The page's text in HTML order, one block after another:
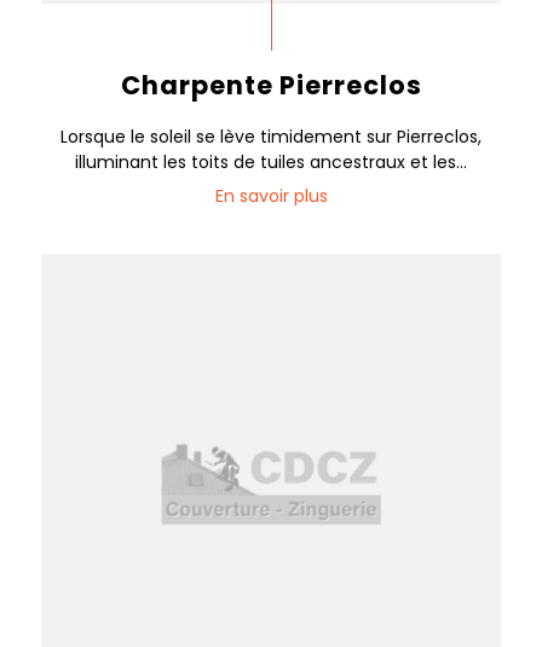
Charpente Pierreclos
Lorsque le soleil se lève timidement sur Pierreclos,
illuminant les toits de tuiles ancestraux et les...
En savoir plus